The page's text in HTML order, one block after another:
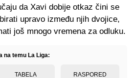
da Xavi dobije otkaz čini se
upravo između njih dvojice,
još mnogo vremena za odluku.
na temu La Liga:
TABELA RASPORED